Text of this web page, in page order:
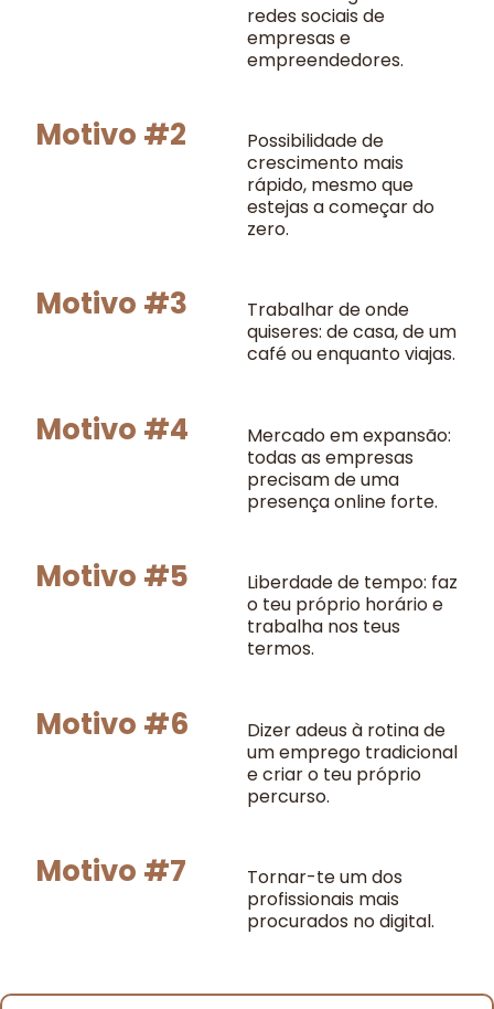
redes sociais de
empresas e
empreendedores.
Motivo #2
Possibilidade de
crescimento mais
rápido, mesmo que
estejas a começar do
zero.
Motivo #3
Trabalhar de onde
quiseres: de casa, de um
café ou enquanto viajas.
Motivo #4
Mercado em expansão:
todas as empresas
precisam de uma
presença online forte.
Motivo #5
Liberdade de tempo: faz
o teu próprio horário e
trabalha nos teus
termos.
Motivo #6
Dizer adeus à rotina de
um emprego tradicional
e criar o teu próprio
percurso.
Motivo #7
Tornar-te um dos
profissionais mais
procurados no digital.